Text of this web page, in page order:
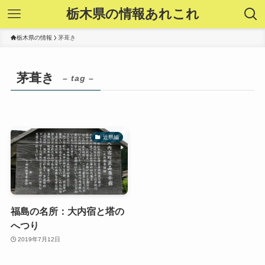
栃木県の情報あれこれ
栃木県の情報 茅葺き
茅葺き – tag –
近県編
福島の名所：大内宿と塔の
へつり
2019年7月12日